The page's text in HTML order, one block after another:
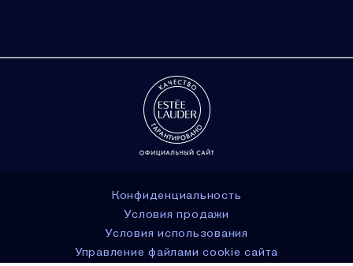
Конфиденциальность
Условия продажи
Условия использования
Управление файлами cookie сайта